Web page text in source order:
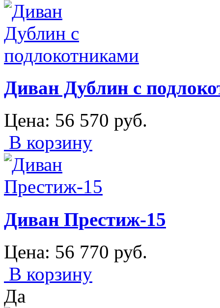
Диван Дублин с
Цена: 56 570 руб.
В корзину
Диван Престиж-15
Цена: 56 770 руб.
В корзину
Да